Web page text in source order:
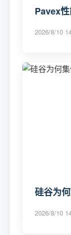
Pavex
2026/8/10
硅谷为
2026/8/10